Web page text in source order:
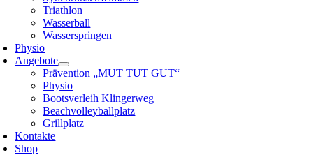
Triathlon
Wasserball
Wasserspringen
Physio
Angebote
Prävention „MUT TUT GUT“
Physio
Bootsverleih Klingerweg
Beachvolleyballplatz
Grillplatz
Kontakte
Shop